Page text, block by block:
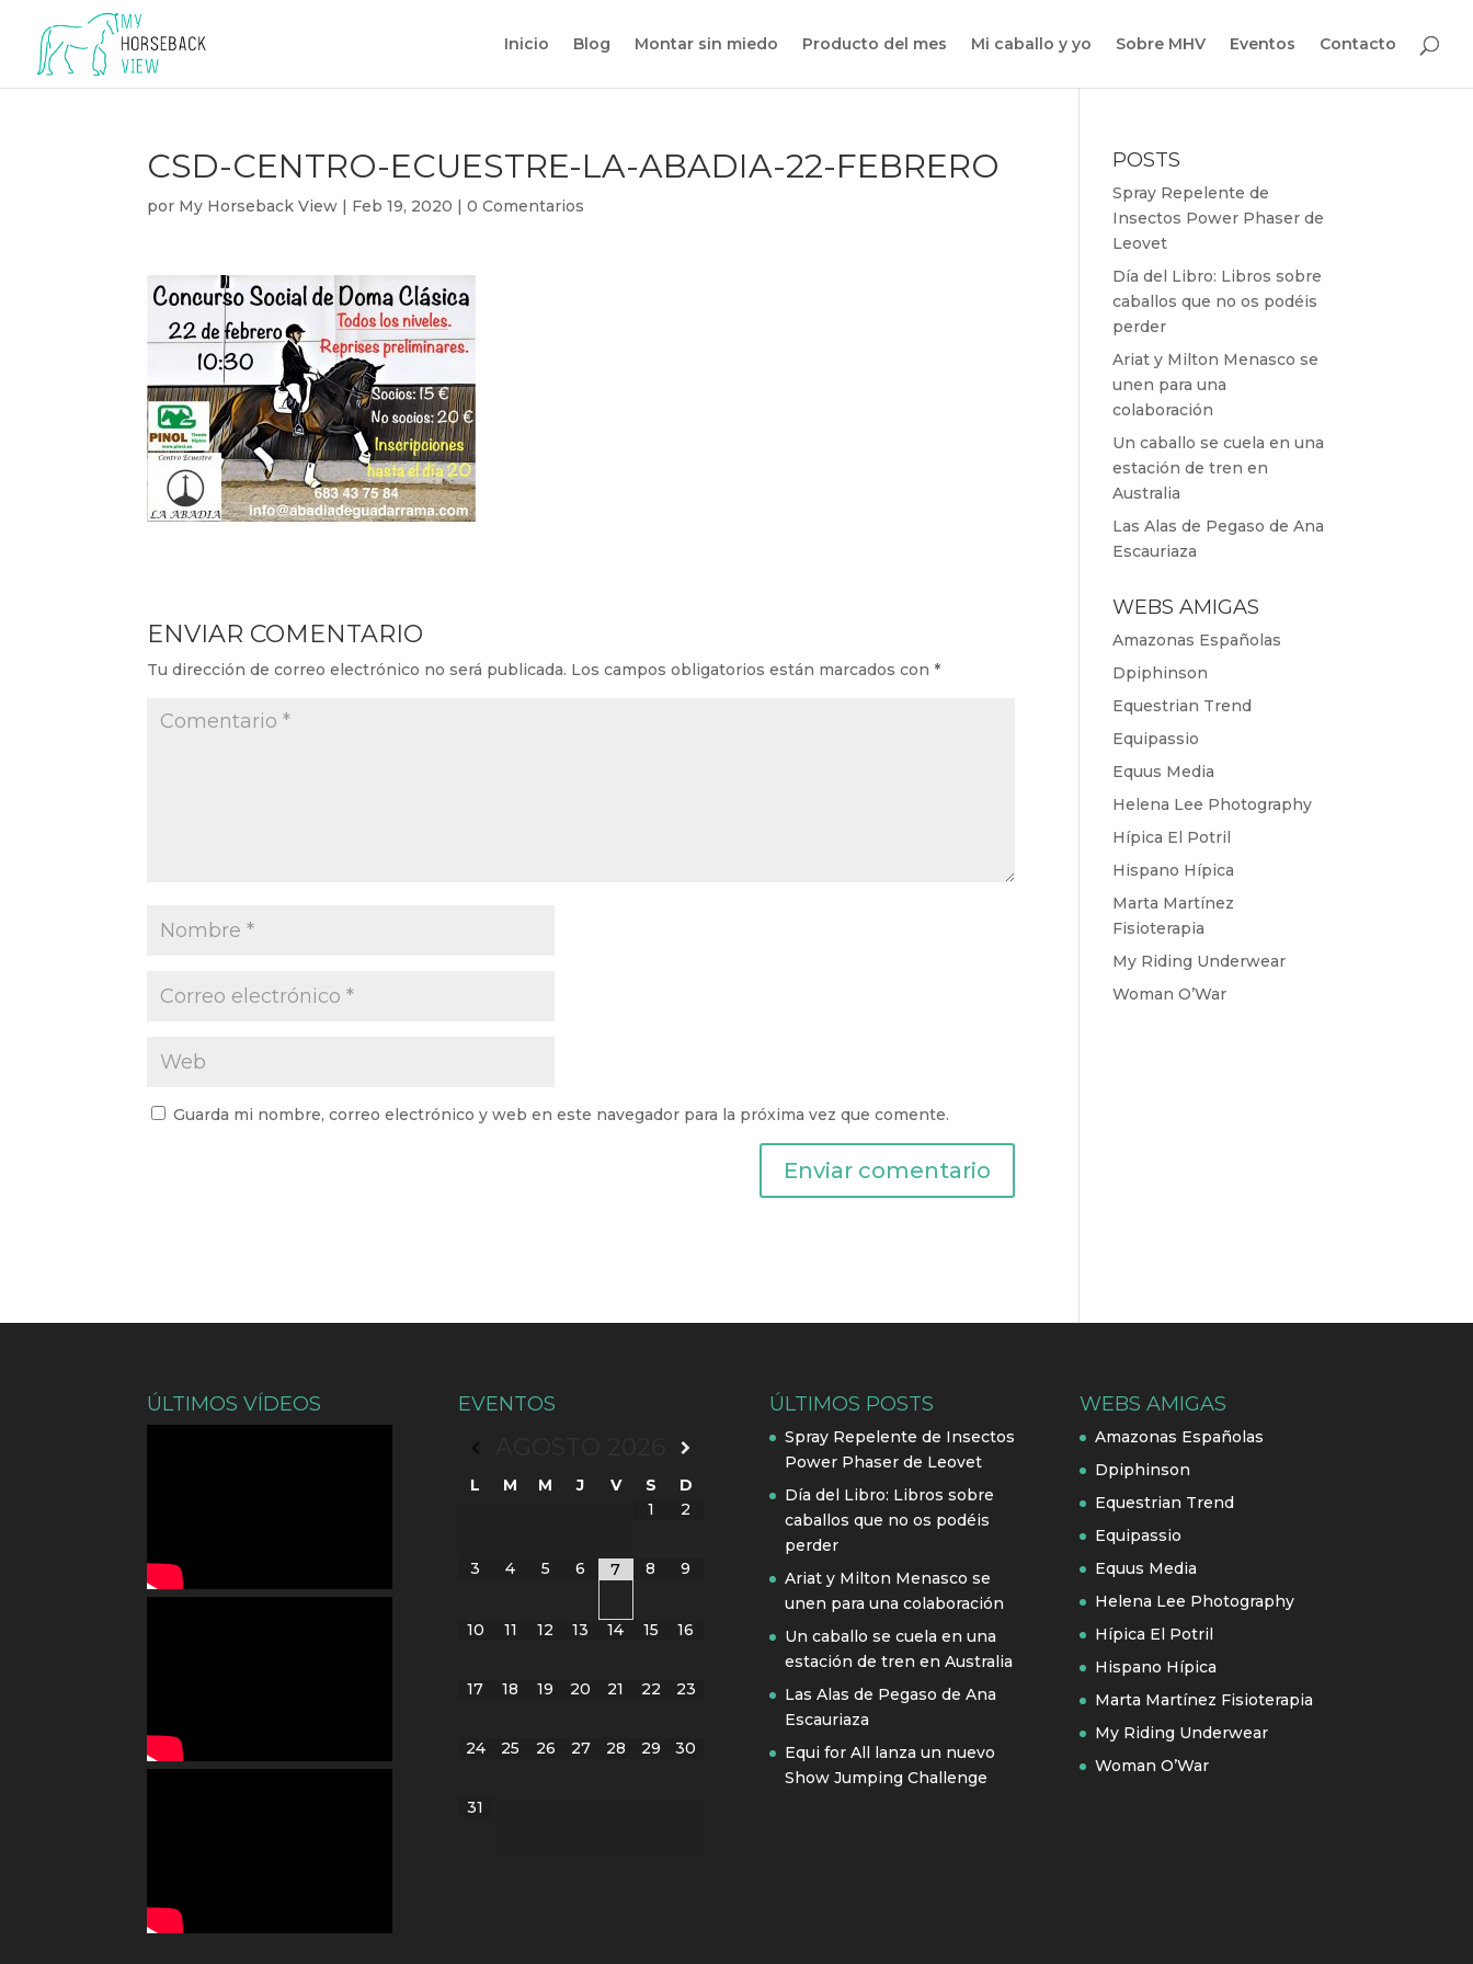
Inicio Blog Montar sin miedo Producto del mes Mi caballo y yo Sobre MHV Eventos Contacto
CSD-CENTRO-ECUESTRE-LA-ABADIA-22-FEBRERO
por My Horseback View | Feb 19, 2020 |0 Comentarios
ENVIAR COMENTARIO
Tu dirección de correo electrónico no será publicada. Los campos obligatorios están marcados con*
Guarda mi nombre, correo electrónico y web en este navegador para la próxima vez que comente.
POSTS
Spray Repelente de
Insectos Power Phaser de
Leovet
Día del Libro: Libros sobre
caballos que no os podéis
perder
Ariat y Milton Menasco se
unen para una
colaboración
Un caballo se cuela en una
estación de tren en
Australia
Las Alas de Pegaso de Ana
Escauriaza
WEBS AMIGAS
Amazonas Españolas
Dpiphinson
Equestrian Trend
Equipassio
Equus Media
Helena Lee Photography
Hípica El Potril
Hispano Hípica
Marta Martínez
Fisioterapia
My Riding Underwear
Woman O’War
ÚLTIMOS VÍDEOS EVENTOS
L M M J V S
D
1
2
3 4 5 6 7 8 9
10 11 12 13 14 15 16
17 18 19 20 21 22 23
24 25 26 27 28 29 30
31
ÚLTIMOS POSTS
Spray Repelente de Insectos
Power Phaser de Leovet
Día del Libro: Libros sobre
caballos que no os podéis
perder
Ariat y Milton Menasco se
unen para una colaboración
Un caballo se cuela en una
estación de tren en Australia
Las Alas de Pegaso de Ana
Escauriaza
Equi for All lanza un nuevo
Show Jumping Challenge
WEBS AMIGAS
Amazonas Españolas
Dpiphinson
Equestrian Trend
Equipassio
Equus Media
Helena Lee Photography
Hípica El Potril
Hispano Hípica
Marta Martínez Fisioterapia
My Riding Underwear
Woman O’War